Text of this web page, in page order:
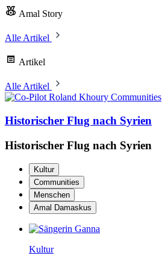
Amal Story
Alle Artikel
Artikel
Alle Artikel
Communities
Historischer Flug nach Syrien
Historischer Flug nach Syrien
Kultur
Communities
Menschen
Amal Damaskus
Kultur